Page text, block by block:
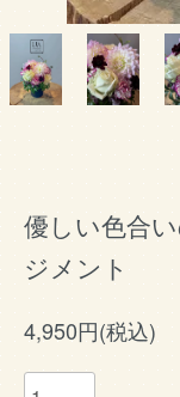
優しい色合
ジメント
4,950円(税込)